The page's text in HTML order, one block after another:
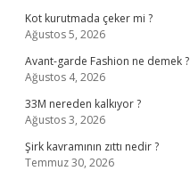
Kot kurutmada çeker mi ?
Ağustos 5, 2026
Avant-garde Fashion ne demek ?
Ağustos 4, 2026
33M nereden kalkıyor ?
Ağustos 3, 2026
Şirk kavramının zıttı nedir ?
Temmuz 30, 2026